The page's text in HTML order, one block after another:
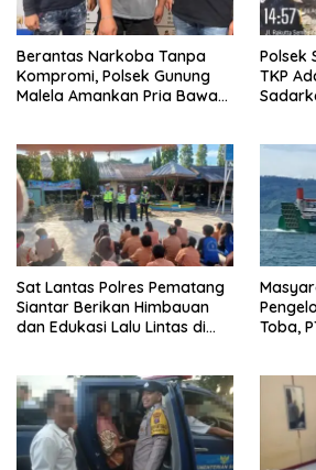
Berantas Narkoba Tanpa
Kompromi, Polsek Gunung
Malela Amankan Pria Bawa
Polsek
TKP
Sat Lantas Polres Pematang
Siantar Berikan Himbauan
dan Edukasi Lalu Lintas di
Toba,